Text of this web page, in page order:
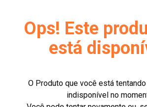
Ops! Este
está
O Produto que você está
indisponível no